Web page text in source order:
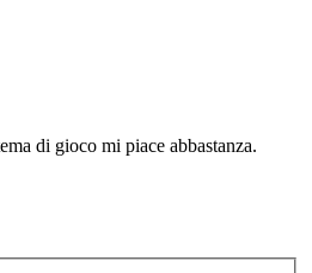
di gioco mi piace abbastanza.